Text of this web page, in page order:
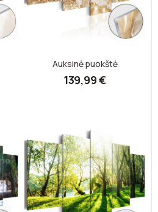
Auksinė puokštė
139,99 €